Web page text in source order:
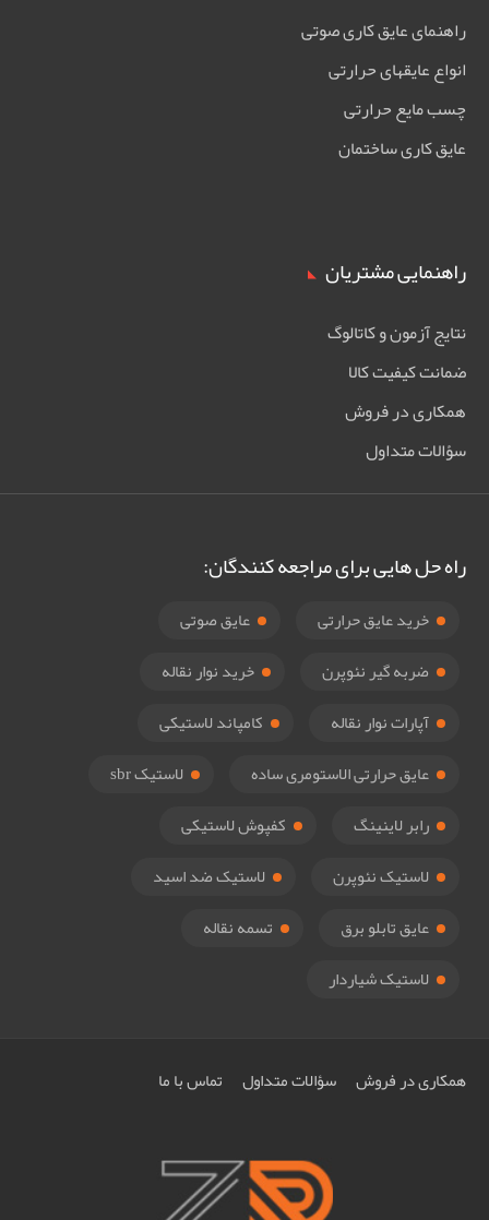
راهنمای عایق کاری صوتی
انواع عایقهای حرارتی
چسب مایع حرارتی
عایق کاری ساختمان
راهنمایی مشتریان
نتایج آزمون و کاتالوگ
ضمانت کیفیت کالا
همکاری در فروش
سؤالات متداول
راه حل هایی برای مراجعه کنندگان:
خرید عایق حرارتی
عایق صوتی
ضربه گیر نئوپرن
خرید نوار نقاله
آپارات نوار نقاله
کامپاند لاستیکی
عایق حرارتی الاستومری ساده
لاستیک sbr
رابر لاینینگ
کفپوش لاستیکی
لاستیک نئوپرن
لاستیک ضد اسید
عایق تابلو برق
تسمه نقاله
لاستیک شیاردار
همکاری در فروش سؤالات متداول تماس با ما